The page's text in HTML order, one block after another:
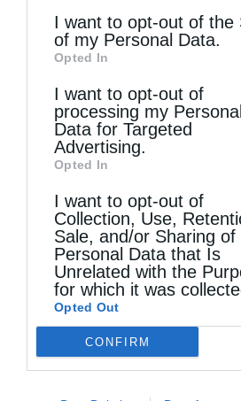
information may also be
third parties on theIAB’s
Downstream Participants
disclose it to other third
I want to opt-out of the
of my Personal Data.
Opted In
I want to opt-out of
processing my Personal
Data for Targeted
Advertising.
Opted In
I want to opt-out of
Collection, Use,
Sale, and/or Sharing of
Personal Data that Is
Unrelated with the
for which it was
Opted Out
CONFIRM
Τελευταία άρθρα
Ελληνικός Ερυθρός Σταυρός:
περιέχει ένα φαρμακείο
Η πανήγυρις της
στη Θεσσαλονίκη
Όταν είσαι ευλαβής
Ο Νεαπόλεως στο Ιερό